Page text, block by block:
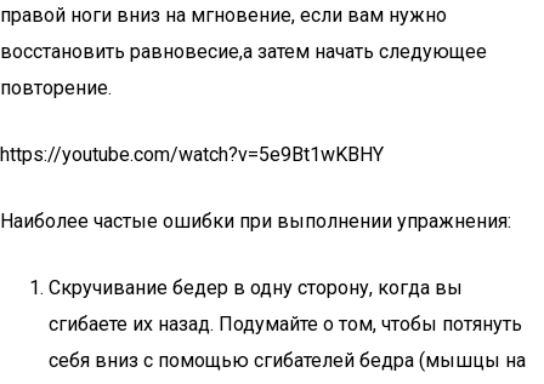
правой ноги вниз на мгновение, если вам нужно
восстановить равновесие,а затем начать следующее
повторение.
https://youtube.com/watch?v=5e9Bt1wKBHY
Наиболее частые ошибки при выполнении упражнения:
Скручивание бедер в одну сторону, когда вы
сгибаете их назад. Подумайте о том, чтобы потянуть
себя вниз с помощью сгибателей бедра (мышцы на